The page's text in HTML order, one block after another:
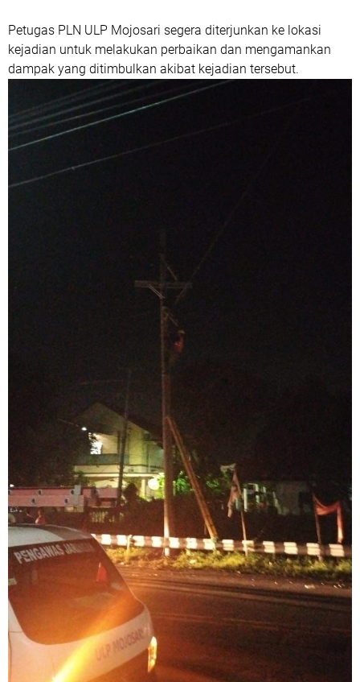
Petugas PLN ULP Mojosari segera diterjunkan ke lokasi
kejadian untuk melakukan perbaikan dan mengamankan
dampak yang ditimbulkan akibat kejadian tersebut.